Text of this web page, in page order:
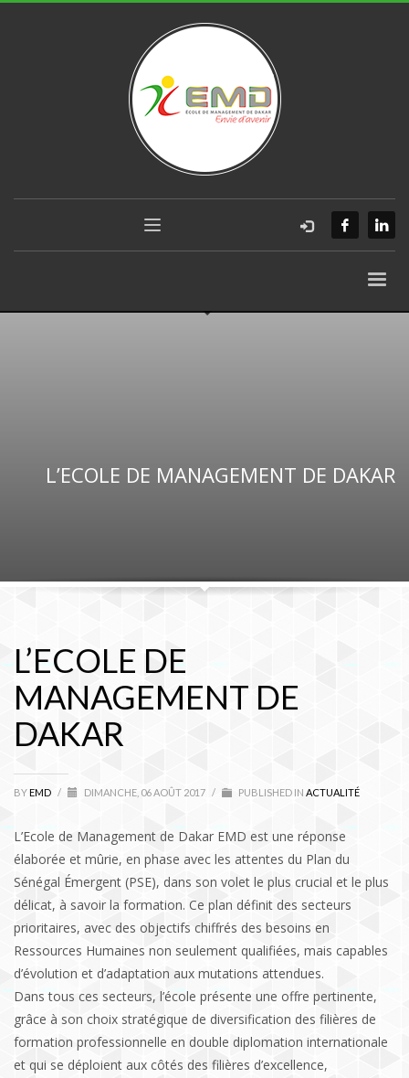
L’ECOLE DE MANAGEMENT DE DAKAR
L’ECOLE DE
MANAGEMENT DE
DAKAR
BYEMD / DIMANCHE, 06 AOÛT 2017 / PUBLISHED IN ACTUALITÉ
L’Ecole de Management de Dakar EMD est une réponse
élaborée et mûrie, en phase avec les attentes du Plan du
Sénégal Émergent (PSE), dans son volet le plus crucial et le plus
délicat, à savoir la formation. Ce plan définit des secteurs
prioritaires, avec des objectifs chiffrés des besoins en
Ressources Humaines non seulement qualifiées, mais capables
d’évolution et d’adaptation aux mutations attendues.
Dans tous ces secteurs, l’école présente une offre pertinente,
grâce à son choix stratégique de diversification des filières de
formation professionnelle en double diplomation internationale
et qui se déploient aux côtés des filières d’excellence,